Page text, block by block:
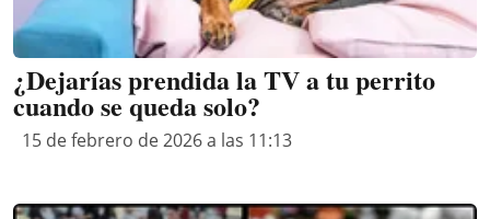
¿Dejarías prendida la TV a tu perrito
cuando se queda solo?
15 de febrero de 2026 a las 11:13